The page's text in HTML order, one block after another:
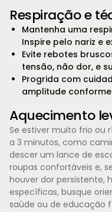
Respiração e
Mantenha uma
Inspire pelo nariz e
Evite rebotes
tensão, não dor, e
Progrida com
amplitude
Aquecimento
Se estiver muito frio ou
a 3 minutos, como
descer um lance de
roupas confortáveis e,
houver dor persistente,
específicas, busque
saúde ou de educação